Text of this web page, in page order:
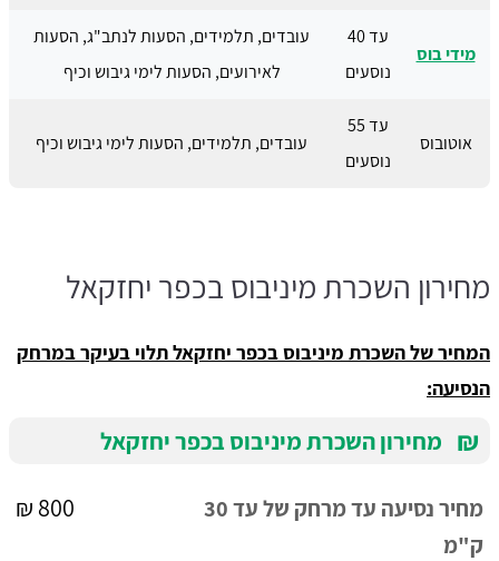
מידי בוס
עד 40
נוסעים
עובדים, תלמידים, הסעות לנתב"ג, הסעות
לאירועים, הסעות לימי גיבוש וכיף
אוטובוס
עד 55
נוסעים
עובדים, תלמידים, הסעות לימי גיבוש וכיף
מחירון השכרת מיניבוס בכפר יחזקאל
המחיר של השכרת מיניבוס בכפר יחזקאל תלוי בעיקר במרחק
הנסיעה:
₪ מחירון השכרת מיניבוס בכפר יחזקאל
מחיר נסיעה עד מרחק של עד 30
ק"מ
800 ₪